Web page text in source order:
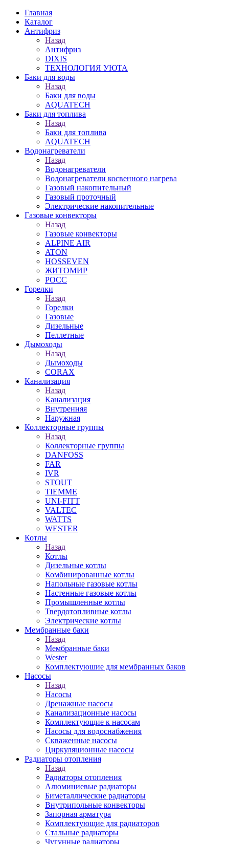
Главная
Каталог
Антифриз
Назад
Антифриз
DIXIS
ТЕХНОЛОГИЯ УЮТА
Баки для воды
Назад
Баки для воды
AQUATECH
Баки для топлива
Назад
Баки для топлива
AQUATECH
Водонагреватели
Назад
Водонагреватели
Водонагреватели косвенного нагрева
Газовый накопительный
Газовый проточный
Электрические накопительные
Газовые конвекторы
Назад
Газовые конвекторы
ALPINE AIR
ATON
HOSSEVEN
ЖИТОМИР
РОСС
Горелки
Назад
Горелки
Газовые
Дизельные
Пеллетные
Дымоходы
Назад
Дымоходы
CORAX
Канализация
Назад
Канализация
Внутренняя
Наружная
Коллекторные группы
Назад
Коллекторные группы
DANFOSS
FAR
IVR
STOUT
TIEMME
UNI-FITT
VALTEC
WATTS
WESTER
Котлы
Назад
Котлы
Дизельные котлы
Комбинированные котлы
Напольные газовые котлы
Настенные газовые котлы
Промышленные котлы
Твердотопливные котлы
Электрические котлы
Мембранные баки
Назад
Мембранные баки
Wester
Комплектуюшие для мембранных баков
Насосы
Назад
Насосы
Дренажные насосы
Канализационные насосы
Комплектующие к насосам
Насосы для водоснабжения
Скваженные насосы
Циркуляционные насосы
Радиаторы отопления
Назад
Радиаторы отопления
Алюминиевые радиаторы
Биметаллические радиаторы
Внутрипольные конвекторы
Запорная арматура
Комплектующие для радиаторов
Стальные радиаторы
Чугунные радиаторы